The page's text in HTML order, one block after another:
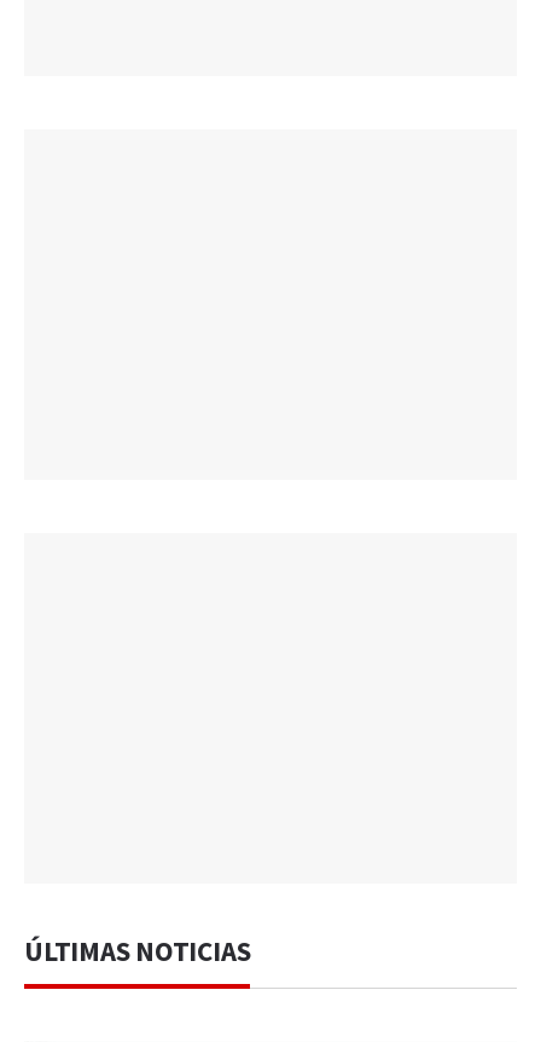
ÚLTIMAS NOTICIAS